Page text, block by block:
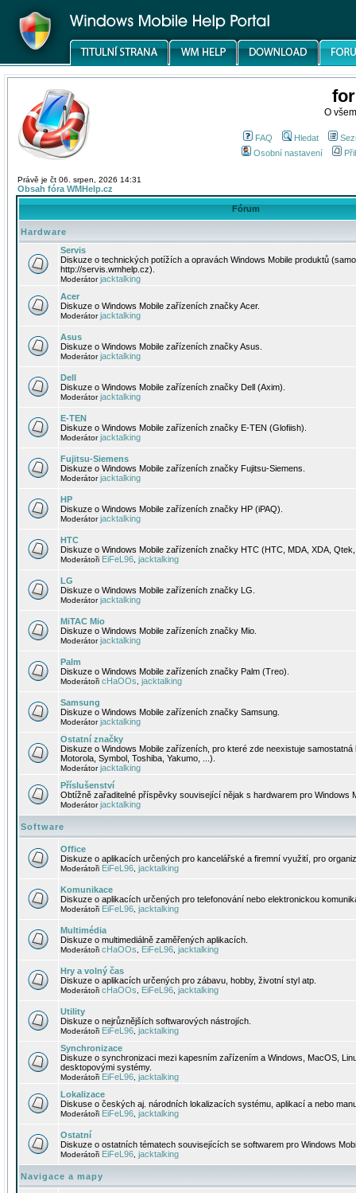
O
FAQ Hledat
Osobní nastavení
Právě je čt 06. srpen, 2026 14:31
Obsah fóra WMHelp.cz
Fórum
Hardware
Servis
Diskuze o technických potížích a opravách Windows Mobile produktů
http://servis.wmhelp.cz).
Moderátorjacktalking
Acer
Diskuze o Windows Mobile zařízeních značky Acer.
Moderátorjacktalking
Asus
Diskuze o Windows Mobile zařízeních značky Asus.
Moderátorjacktalking
Dell
Diskuze o Windows Mobile zařízeních značky Dell (Axim).
Moderátorjacktalking
E-TEN
Diskuze o Windows Mobile zařízeních značky E-TEN (Glofiish).
Moderátorjacktalking
Fujitsu-Siemens
Diskuze o Windows Mobile zařízeních značky Fujitsu-Siemens.
Moderátorjacktalking
HP
Diskuze o Windows Mobile zařízeních značky HP (iPAQ).
Moderátorjacktalking
HTC
Diskuze o Windows Mobile zařízeních značky HTC (HTC, MDA, XDA,
Moderátoři EiFeL96 jacktalking
LG
Diskuze o Windows Mobile zařízeních značky LG.
Moderátorjacktalking
MiTAC Mio
Diskuze o Windows Mobile zařízeních značky Mio.
Moderátorjacktalking
Palm
Diskuze o Windows Mobile zařízeních značky Palm (Treo).
Moderátoři cHaOOs jacktalking
Samsung
Diskuze o Windows Mobile zařízeních značky Samsung.
Moderátorjacktalking
Ostatní značky
Diskuze o Windows Mobile zařízeních, pro které zde neexistuje
Motorola, Symbol, Toshiba, Yakumo, ...).
Moderátorjacktalking
Příslušenství
Obtížně zařaditelné příspěvky související nějak s hardwarem pro Windows
Moderátorjacktalking
Software
Office
Diskuze o aplikacích určených pro kancelářské a firemní využití, pro
Moderátoři EiFeL96 jacktalking
Komunikace
Diskuze o aplikacích určených pro telefonování nebo elektronickou
Moderátoři EiFeL96 jacktalking
Multimédia
Diskuze o multimediálně zaměřených aplikacích.
Moderátoři cHaOOs EiFeL96 jacktalking
Hry a volný čas
Diskuze o aplikacích určených pro zábavu, hobby, životní styl atp.
Moderátoři cHaOOs EiFeL96 jacktalking
Utility
Diskuze o nejrůznějších softwarových nástrojích.
Moderátoři EiFeL96 jacktalking
Synchronizace
Diskuze o synchronizaci mezi kapesním zařízením a Windows, MacOS,
desktopovými systémy.
Moderátoři EiFeL96 jacktalking
Lokalizace
Diskuse o českých aj. národních lokalizacích systému, aplikací a nebo
Moderátoři EiFeL96 jacktalking
Ostatní
Diskuze o ostatních tématech souvisejících se softwarem pro Windows
Moderátoři EiFeL96 jacktalking
Navigace a mapy